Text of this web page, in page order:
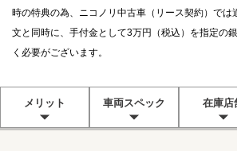
時の特典の為、ニコノリ中古車（リース契約）では
文と同時に、手付金として3万円（税込）を指定の
く必要がございます。
メリット 車両スペック 在庫店